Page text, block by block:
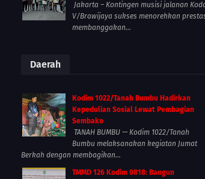
Jakarta – Kontingen musisi jalanan
V/Brawijaya sukses menorehkan
membanggakan...
Daerah
Kodim 1022/Tanah Bumbu Hadirkan
Kepedulian Sosial Lewat Pembagian
Sembako
TANAH BUMBU — Kodim 1022/Tanah
Bumbu melaksanakan kegiatan Jumat
Berkah dengan membagikan...
TMMD 126 Kodim 0818: Bangun